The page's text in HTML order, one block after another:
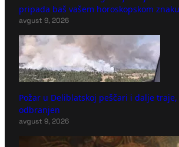
pripada baš vašem horoskopskom znaku
avgust 9, 2026
Požar u Deliblatskoj peščari i dalje
odbranjen
avgust 9, 2026